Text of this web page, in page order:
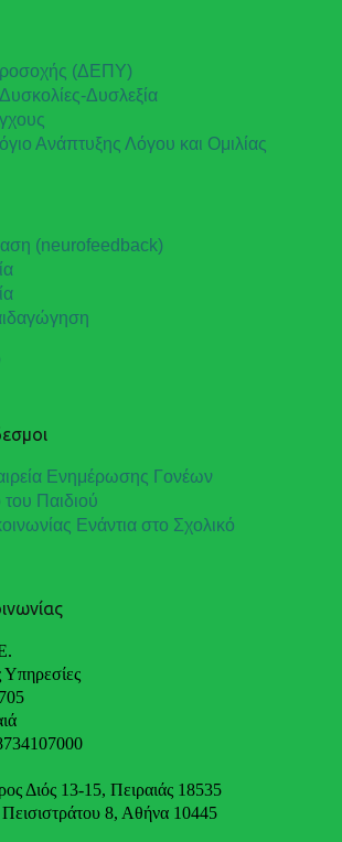
(ΔΕΠΥ)
Δυσλεξία
Ανάπτυξης Λόγου και Ομιλίας
(neurofeedback)
Ενημέρωσης Γονέων
Παιδιού
Ενάντια στο Σχολικό
Υπηρεσίες
Διός 13-15, Πειραιάς 18535
8, Αθήνα 10445